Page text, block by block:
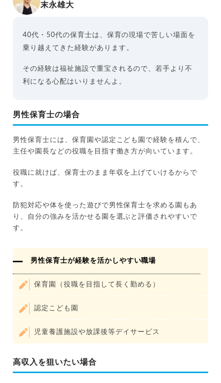
末永雄大
40代・50代の保育士は、保育の現場で苦しい場面を
乗り越えてきた経験があります。
その経験は福祉施設で重宝されるので、若手より不
利になる心配はいりませんよ。
男性保育士の場合
男性保育士には、保育園や認定こども園で経験を積んで、
主任や園長などの役職を目指す働き方が向いています。
役職に就けば、保育士のまま年収を上げていけるからで
す。
防犯対応や体を使った遊びで男性保育士を求める園もあ
り、自分の強みを活かせる園を選ぶと評価されやすいで
す。
男性保育士が経験を活かしやすい職場
保育園（役職を目指して長く勤める）
認定こども園
児童養護施設や放課後等デイサービス
高収入を狙いたい場合